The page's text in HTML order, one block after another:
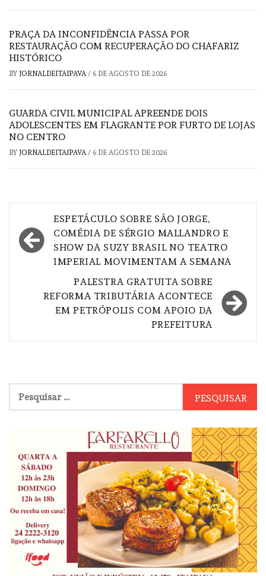
PRAÇA DA INCONFIDÊNCIA PASSA POR
RESTAURAÇÃO COM RECUPERAÇÃO DO CHAFARIZ
HISTÓRICO
BY JORNALDEITAIPAVA/ 6 DE AGOSTO DE 2026
GUARDA CIVIL MUNICIPAL APREENDE DOIS
ADOLESCENTES EM FLAGRANTE POR FURTO DE LOJAS
NO CENTRO
BY JORNALDEITAIPAVA/ 6 DE AGOSTO DE 2026
Navegação
de
Post
ESPETÁCULO SOBRE SÃO JORGE,
COMÉDIA DE SÉRGIO MALLANDRO E
SHOW DA SUZY BRASIL NO TEATRO
IMPERIAL MOVIMENTAM A SEMANA
PALESTRA GRATUITA SOBRE
REFORMA TRIBUTÁRIA ACONTECE
EM PETRÓPOLIS COM APOIO DA
PREFEITURA